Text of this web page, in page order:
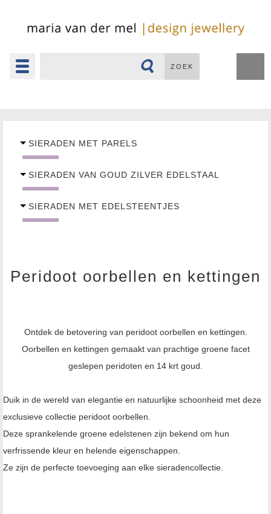
Toggle
navigation
ZOEK
SIERADEN MET PARELS
SIERADEN VAN GOUD ZILVER EDELSTAAL
SIERADEN MET EDELSTEENTJES
Peridoot oorbellen en kettingen
Ontdek de betovering van peridoot oorbellen en kettingen.
Oorbellen en kettingen gemaakt van prachtige groene facet
geslepen peridoten en 14 krt goud.
Duik in de wereld van elegantie en natuurlijke schoonheid met deze
exclusieve collectie peridoot oorbellen.
Deze sprankelende groene edelstenen zijn bekend om hun
verfrissende kleur en helende eigenschappen.
Ze zijn de perfecte toevoeging aan elke sieradencollectie.